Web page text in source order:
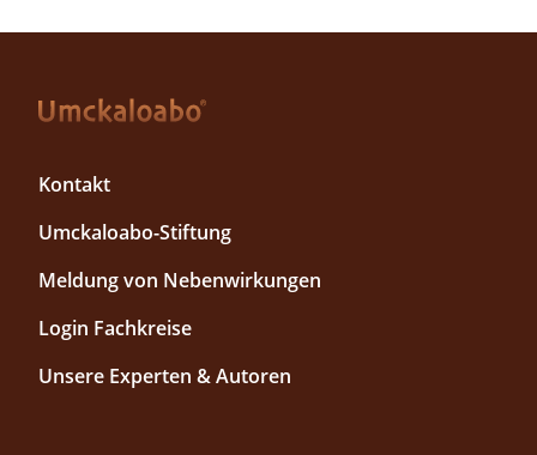
F
o
t
r
o
Kontakt
Umckaloabo-Stiftung
Meldung von Nebenwirkungen
F
o
Login Fachkreise
Unsere Experten & Autoren